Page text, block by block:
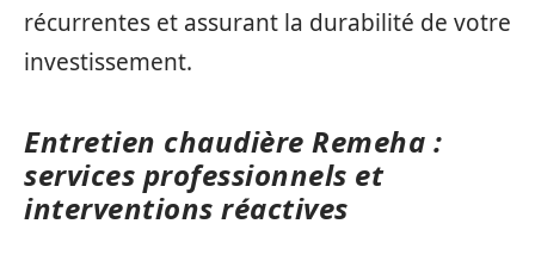
récurrentes et assurant la durabilité de votre
investissement.
Entretien chaudière Remeha :
services professionnels et
interventions réactives